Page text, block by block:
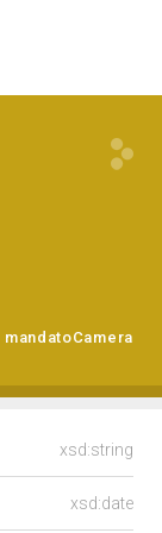
mandatoCamera
xsd:string
xsd:date